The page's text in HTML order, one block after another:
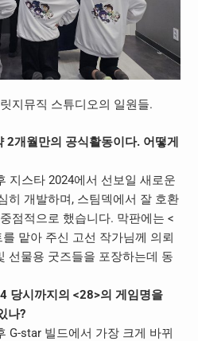
릿지뮤직 스튜디오의 일원들.
2개월만의 공식활동이다. 어떻게
지스타 2024에서 선보일 새로운
히 개발하며, 스팀덱에서 잘 호환
점적으로 했습니다. 막판에는 <
맡아 주신 고선 작가님께 의뢰
선물용 굿즈들을 포장하는데 동
당시까지의 <28>의 게임명을
나?
G-star 빌드에서 가장 크게 바뀌